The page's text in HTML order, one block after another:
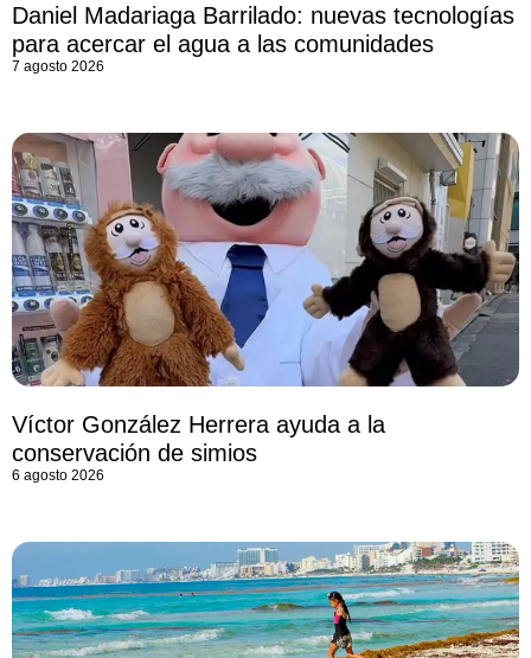
Daniel Madariaga Barrilado: nuevas tecnologías
para acercar el agua a las comunidades
7 agosto 2026
Víctor González Herrera ayuda a la
conservación de simios
6 agosto 2026